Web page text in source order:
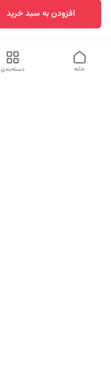
افزودن به سبد خرید
دسته‌بندی خانه